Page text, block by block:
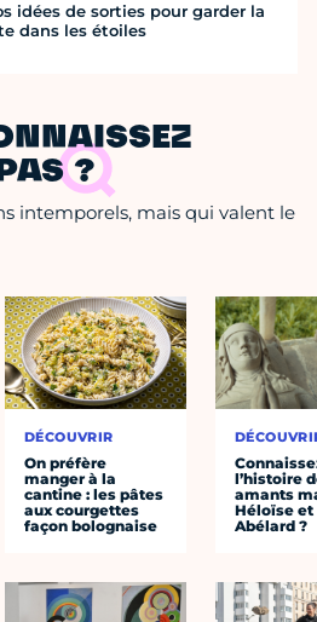
idées de sorties pour garder la
dans les étoiles
?
intemporels, mais qui valent le
DÉCOUVRIR
On préfère
manger à la
cantine : les pâtes
aux courgettes
façon bolognaise
l’histoire
amants
Héloïse et
Abélard ?